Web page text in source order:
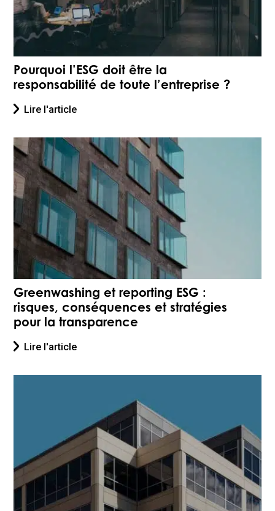
Pourquoi l’ESG doit être la
responsabilité de toute l’entreprise ?
Lire l'article
Greenwashing et reporting ESG :
risques, conséquences et stratégies
pour la transparence
Lire l'article